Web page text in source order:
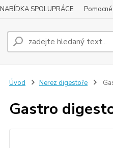
NABÍDKA SPOLUPRÁCE
Úvod Nerez digestoře
Gastro